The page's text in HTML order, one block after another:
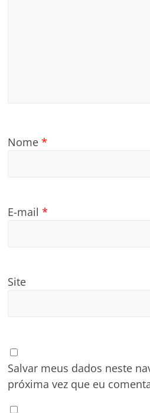
Nome*
E-mail*
Site
Salvar meus dados neste
próxima vez que eu